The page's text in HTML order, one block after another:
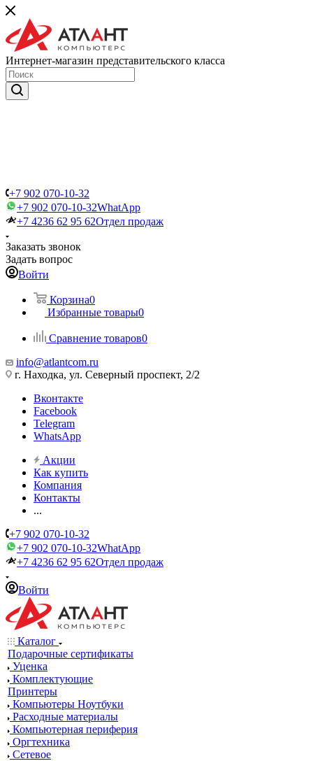
Интернет-магазин представительского класса
+7 902 070-10-32
+7 902 070-10-32WhatApp
+7 4236 62 95 62Отдел продаж
Заказать звонок
Задать вопрос
Войти
Корзина0
Избранные товары0
Сравнение товаров0
info@atlantcom.ru
г. Находка, ул. Северный проспект, 2/2
Вконтакте
Facebook
Telegram
WhatsApp
Акции
Как купить
Компания
Контакты
...
+7 902 070-10-32
+7 902 070-10-32WhatApp
+7 4236 62 95 62Отдел продаж
Войти
Каталог
Подарочные сертификаты
Уценка
Комплектующие
Принтеры
Компьютеры Ноутбуки
Расходные материалы
Компьютерная периферия
Оргтехника
Сетевое